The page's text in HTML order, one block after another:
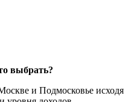
выбрать?
и Подмосковье исходя